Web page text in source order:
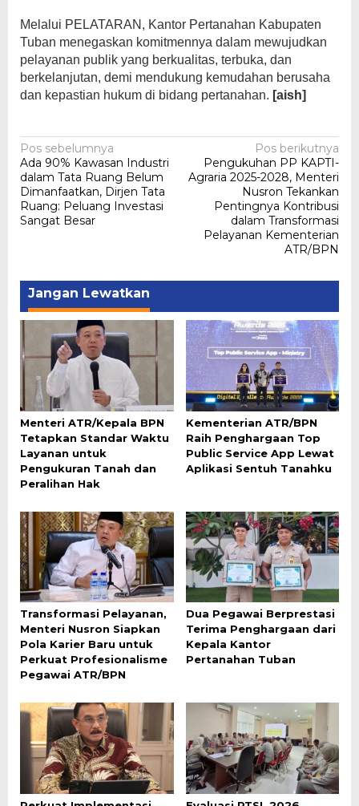
Melalui PELATARAN, Kantor Pertanahan Kabupaten
Tuban menegaskan komitmennya dalam mewujudkan
pelayanan publik yang berkualitas, terbuka, dan
berkelanjutan, demi mendukung kemudahan berusaha
dan kepastian hukum di bidang pertanahan. [aish]
Navigasi
pos
Pos sebelumnya
Ada 90% Kawasan Industri
dalam Tata Ruang Belum
Dimanfaatkan, Dirjen Tata
Ruang: Peluang Investasi
Sangat Besar
Pos berikutnya
Pengukuhan PP KAPTI-
Agraria 2025-2028, Menteri
Nusron Tekankan
Pentingnya Kontribusi
dalam Transformasi
Pelayanan Kementerian
ATR/BPN
Jangan Lewatkan
Menteri ATR/Kepala BPN
Tetapkan Standar Waktu
Layanan untuk
Pengukuran Tanah dan
Peralihan Hak
Kementerian ATR/BPN
Raih Penghargaan Top
Public Service App Lewat
Aplikasi Sentuh Tanahku
Transformasi Pelayanan,
Menteri Nusron Siapkan
Pola Karier Baru untuk
Perkuat Profesionalisme
Pegawai ATR/BPN
Dua Pegawai Berprestasi
Terima Penghargaan dari
Kepala Kantor
Pertanahan Tuban